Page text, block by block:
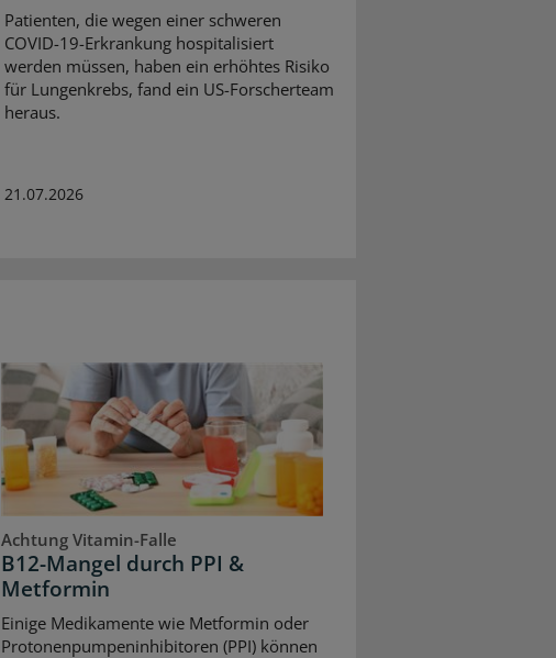
Patienten, die wegen einer schweren
COVID-19-Erkrankung hospitalisiert
werden müssen, haben ein erhöhtes Risiko
für Lungenkrebs, fand ein US-Forscherteam
heraus.
21.07.2026
Achtung Vitamin-Falle
B12-Mangel durch PPI &
Metformin
Einige Medikamente wie Metformin oder
Protonenpumpeninhibitoren (PPI) können